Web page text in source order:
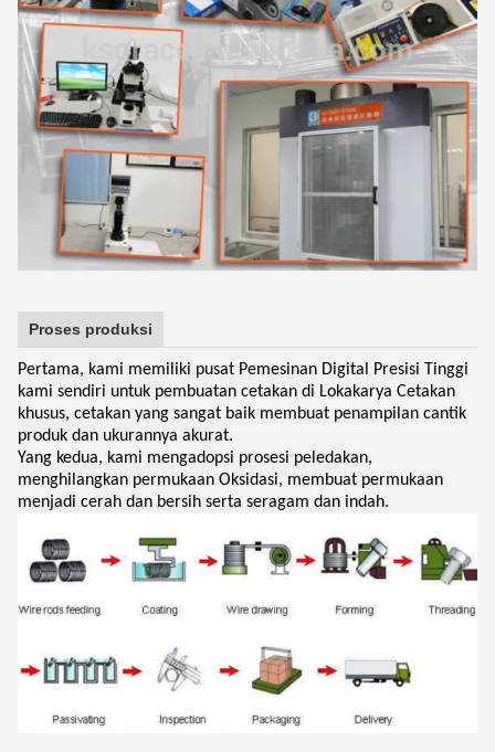
Proses produksi
Pertama, kami memiliki pusat Pemesinan Digital Presisi Tinggi
kami sendiri untuk pembuatan cetakan di Lokakarya Cetakan
khusus, cetakan yang sangat baik membuat penampilan cantik
produk dan ukurannya akurat.
Yang kedua, kami mengadopsi prosesi peledakan,
menghilangkan permukaan Oksidasi, membuat permukaan
menjadi cerah dan bersih serta seragam dan indah.